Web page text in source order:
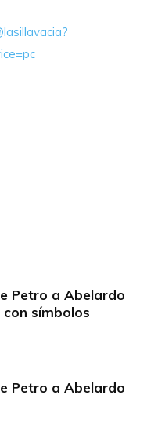
Petro a Abelardo
símbolos
Petro a Abelardo